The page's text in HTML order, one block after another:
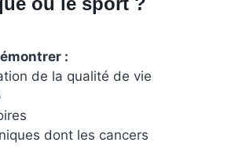
:
de la qualité de vie
dont les cancers